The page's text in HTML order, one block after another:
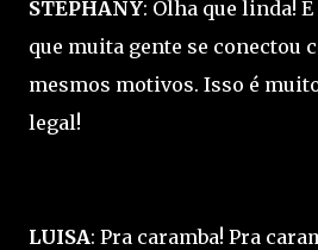
STEPHANY: Olha que linda!
que muita gente se conectou
mesmos motivos. Isso é
legal!
LUISA: Pra caramba! Pra